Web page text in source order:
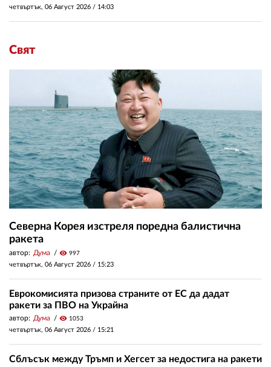
четвъртък, 06 Август 2026 / 14:03
Свят
Северна Корея изстреля поредна балистична
ракета
автор: Дума visibility 997
четвъртък, 06 Август 2026 / 15:23
Еврокомисията призова страните от ЕС да дадат
ракети за ПВО на Украйна
автор: Дума visibility 1053
четвъртък, 06 Август 2026 / 15:21
Сблъсък между Тръмп и Хегсет за недостига на ракети